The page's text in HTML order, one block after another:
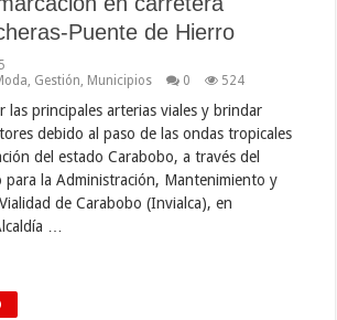
Puente de Hierro
Gestión Municipios 0 524
las principales arterias viales y brindar
debido al paso de las ondas tropicales
del estado Carabobo, a través del
la Administración, Mantenimiento y
de Carabobo (Invialca), en
…